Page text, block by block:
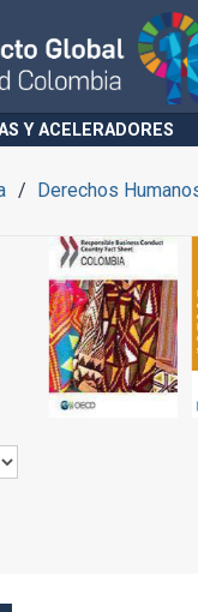
Y ACELERADORES
Derechos